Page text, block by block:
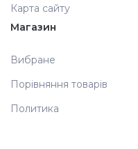
Карта сайту
Магазин
Вибране
Порівняння товарів
Политика